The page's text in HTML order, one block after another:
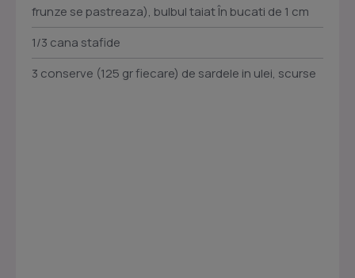
frunze se pastreaza), bulbul taiat În bucati de 1 cm
1/3 cana stafide
3 conserve (125 gr fiecare) de sardele in ulei, scurse